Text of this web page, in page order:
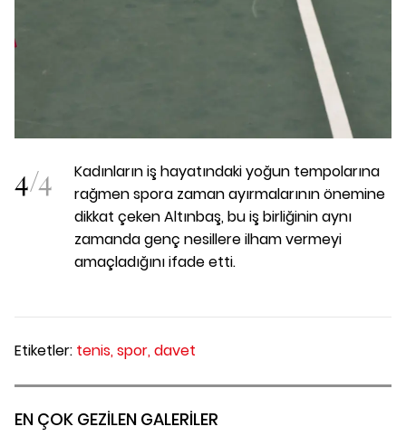
4/4
Kadınların iş hayatındaki yoğun tempolarına
rağmen spora zaman ayırmalarının önemine
dikkat çeken Altınbaş, bu iş birliğinin aynı
zamanda genç nesillere ilham vermeyi
amaçladığını ifade etti.
Etiketler: tenis,spor,davet
EN ÇOK GEZİLEN GALERİLER